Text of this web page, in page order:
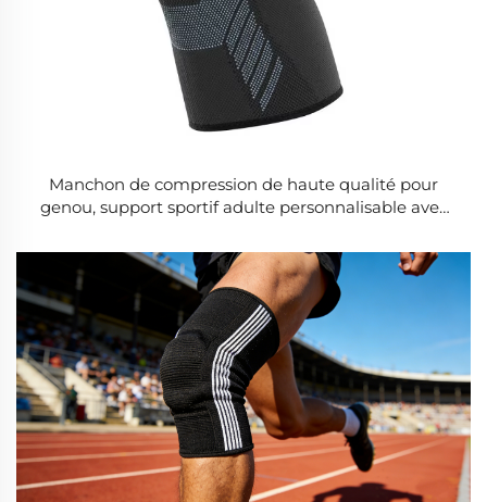
Manchon de compression de haute qualité pour
genou, support sportif adulte personnalisable avec